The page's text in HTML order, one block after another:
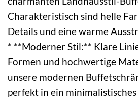
Charakteristisch sind helle
Details und eine warme
* **Moderner Stil:** Klare
Formen und hochwertige
unsere modernen
perfekt in ein